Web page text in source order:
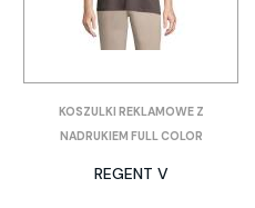
KOSZULKI REKLAMOWE Z
NADRUKIEM FULL COLOR
REGENT V